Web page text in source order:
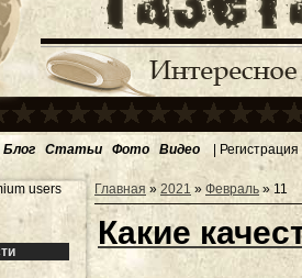
Блог Статьи Фото Видео | Регистрация
users
Главная » 2021 » Февраль » 11
Какие